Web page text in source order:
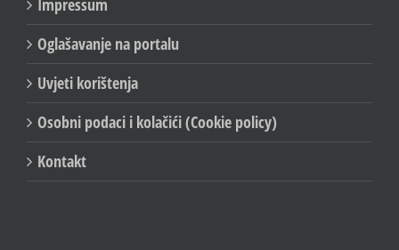
Impressum
Oglašavanje na portalu
Uvjeti korištenja
Osobni podaci i kolačići (Cookie policy)
Kontakt